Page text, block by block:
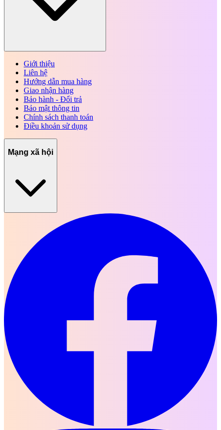
Giới thiệu
Liên hệ
Hướng dẫn mua hàng
Giao nhận hàng
Bảo hành - Đổi trả
Bảo mật thông tin
Chính sách thanh toán
Điều khoản sử dụng
Mạng xã hội